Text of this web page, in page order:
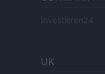
Investieren24
UK